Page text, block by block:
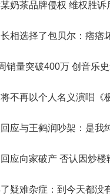
奶茶品牌侵权 维权胜诉
相选择了包贝尔：痞痞
销量突破400万 创音乐
不再以个人名义演唱《
应与王鹤润吵架：是我
应向家破产 否认因炒楼
疑难杂症：到今天都没